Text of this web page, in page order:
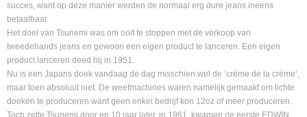
succes, want op deze manier werden de normaal erg dure jeans ineens
betaalbaar.
Het doel van Tsunemi was om ooit te stoppen met de verkoop van
tweedehands jeans en gewoon een eigen product te lanceren. Een eigen
product lanceren deed hij in 1951.
Nu is een Japans doek vandaag de dag misschien wel de ‘créme de la créme’,
maar toen absoluut niet. De weefmachines waren namelijk gemaakt om lichte
doeken te produceren want geen enkel bedrijf kon 12oz of meer produceren.
Toch zette Tsunemi door en 10 jaar later, in 1961, kwamen de eerste EDWIN